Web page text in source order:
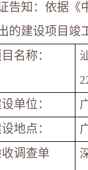
告知：依据《
的建设项目竣
名称：
单位：
地点：
调查单